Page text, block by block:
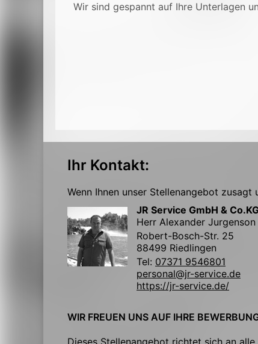
Wir sind gespannt auf Ihre Unterlagen
Ihr Kontakt:
Wenn Ihnen unser Stellenangebot
JR Service GmbH &
Herr Alexander Jurgenson
Robert-Bosch-Str. 25
88499 Riedlingen
Tel: 07371 9546801
personal@jr-service.de
https://jr-service.de/
WIR FREUEN UNS AUF IHRE
Dieses Stellenangebot richtet sich an alle